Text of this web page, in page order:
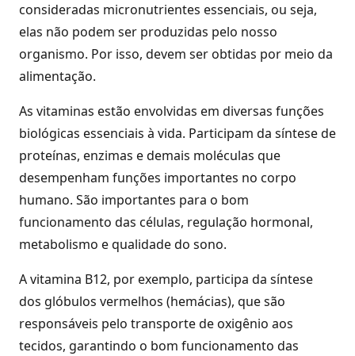
consideradas micronutrientes essenciais, ou seja,
elas não podem ser produzidas pelo nosso
organismo. Por isso, devem ser obtidas por meio da
alimentação.
As vitaminas estão envolvidas em diversas funções
biológicas essenciais à vida. Participam da síntese de
proteínas, enzimas e demais moléculas que
desempenham funções importantes no corpo
humano. São importantes para o bom
funcionamento das células, regulação hormonal,
metabolismo e qualidade do sono.
A vitamina B12, por exemplo, participa da síntese
dos glóbulos vermelhos (hemácias), que são
responsáveis pelo transporte de oxigênio aos
tecidos, garantindo o bom funcionamento das